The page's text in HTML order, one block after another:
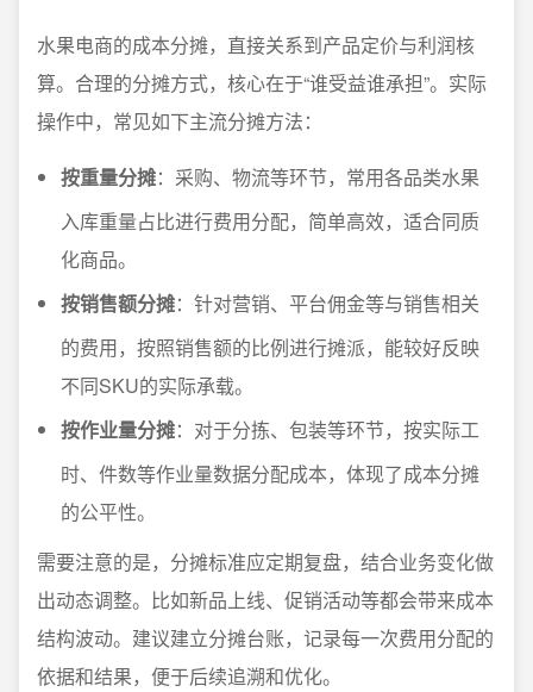
水果电商的成本分摊，直接关系到产品定价与利润核
算。合理的分摊方式，核心在于“谁受益谁承担”。实际
操作中，常见如下主流分摊方法：
按重量分摊：采购、物流等环节，常用各品类水果
入库重量占比进行费用分配，简单高效，适合同质
化商品。
按销售额分摊：针对营销、平台佣金等与销售相关
的费用，按照销售额的比例进行摊派，能较好反映
不同SKU的实际承载。
按作业量分摊：对于分拣、包装等环节，按实际工
时、件数等作业量数据分配成本，体现了成本分摊
的公平性。
需要注意的是，分摊标准应定期复盘，结合业务变化做
出动态调整。比如新品上线、促销活动等都会带来成本
结构波动。建议建立分摊台账，记录每一次费用分配的
依据和结果，便于后续追溯和优化。